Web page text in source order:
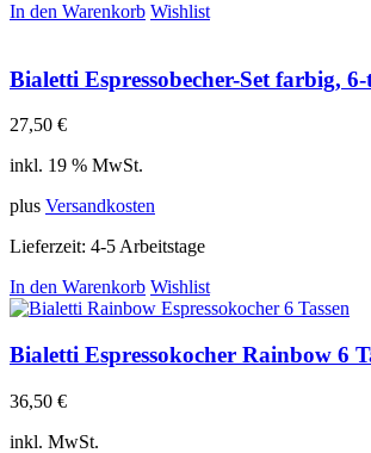
In den Warenkorb Wishlist
Bialetti Espressobecher-Set farbig,
27,50 €
inkl. 19 % MwSt.
plus Versandkosten
Lieferzeit: 4-5 Arbeitstage
In den Warenkorb Wishlist
Bialetti Espressokocher Rainbow 6
36,50 €
inkl. MwSt.